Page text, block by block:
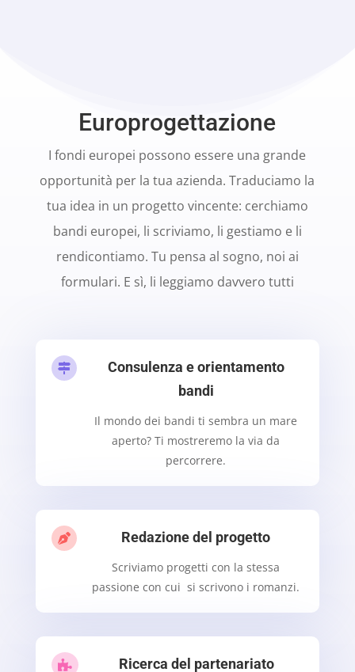
Europrogettazione
I fondi europei possono essere una grande
opportunità per la tua azienda. Traduciamo la
tua idea in un progetto vincente: cerchiamo
bandi europei, li scriviamo, li gestiamo e li
rendicontiamo. Tu pensa al sogno, noi ai
formulari. E sì, li leggiamo davvero tutti

Consulenza e orientamento
bandi
Il mondo dei bandi ti sembra un mare
aperto? Ti mostreremo la via da
percorrere.
 Redazione del progetto
Scriviamo progetti con la stessa
passione con cui si scrivono i romanzi.
 Ricerca del partenariato